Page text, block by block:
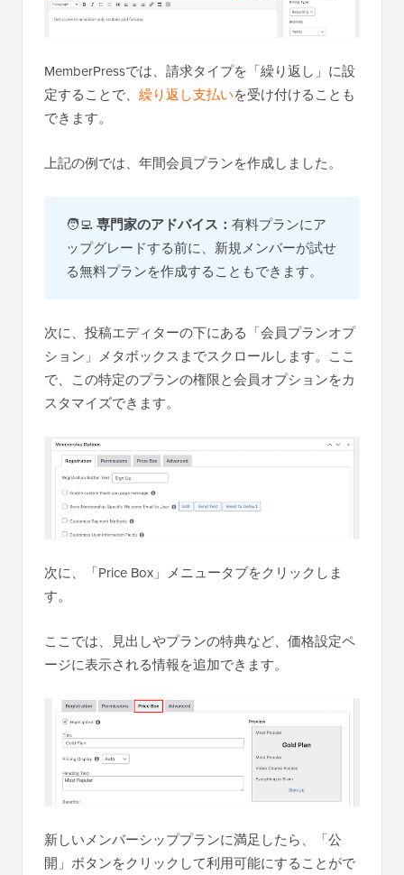
MemberPressでは、請求タイプを「繰り返し」に設
定することで、 繰り返し支払いを受け付けることも
できます。
上記の例では、年間会員プランを作成しました。
🧑‍💻 専門家のアドバイス： 有料プランにア
ップグレードする前に、新規メンバーが試せ
る無料プランを作成することもできます。
次に、投稿エディターの下にある「会員プランオプ
ション」メタボックスまでスクロールします。ここ
で、この特定のプランの権限と会員オプションをカ
スタマイズできます。
次に、「Price Box」メニュータブをクリックしま
す。
ここでは、見出しやプランの特典など、価格設定ペ
ージに表示される情報を追加できます。
新しいメンバーシッププランに満足したら、「公
開」ボタンをクリックして利用可能にすることがで